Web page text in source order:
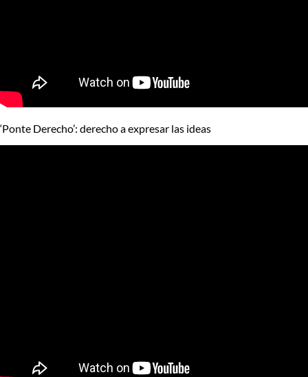
‘Ponte Derecho’: derecho a expresar las ideas